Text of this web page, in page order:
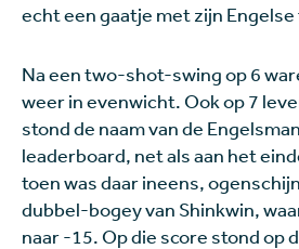
echt een gaatje met zijn
Na een two-shot-swing op 6
weer in evenwicht. Ook op 7
stond de naam van de
leaderboard, net als aan het
toen was daar ineens,
dubbel-bogey van Shinkwin,
naar -15. Op die score stond op